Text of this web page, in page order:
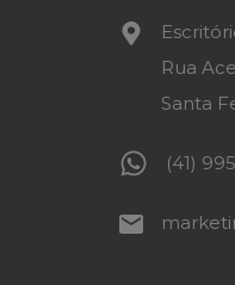
Rua
Santa
(41)